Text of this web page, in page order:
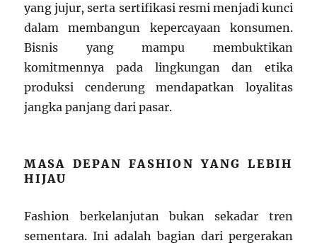
yang jujur, serta sertifikasi resmi menjadi kunci
dalam membangun kepercayaan konsumen.
Bisnis yang mampu membuktikan
komitmennya pada lingkungan dan etika
produksi cenderung mendapatkan loyalitas
jangka panjang dari pasar.
MASA DEPAN FASHION YANG LEBIH
HIJAU
Fashion berkelanjutan bukan sekadar tren
sementara. Ini adalah bagian dari pergerakan